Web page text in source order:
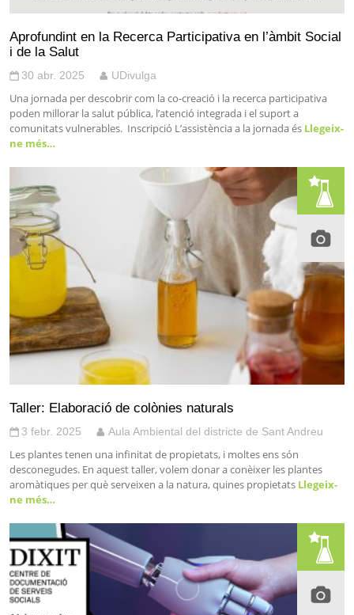
Aprofundint en la Recerca Participativa en l’àmbit Social
i de la Salut
30 abr. 2025 UDivulga
Una jornada per descobrir com la co-creació i la recerca participativa
poden millorar la salut pública, l’atenció integrada i el suport a
comunitats vulnerables. Inscripció L’assistència a la jornada és Llegeix-
ne més…
Taller: Elaboració de colònies naturals
3 febr. 2025 Aula Ambiental del districte de Sant Andreu
Les plantes tenen una infinitat de propietats, i moltes ens són
desconegudes. En aquest taller, volem donar a conèixer les plantes
aromàtiques per què serveixen a la natura, quines propietats Llegeix-
ne més…